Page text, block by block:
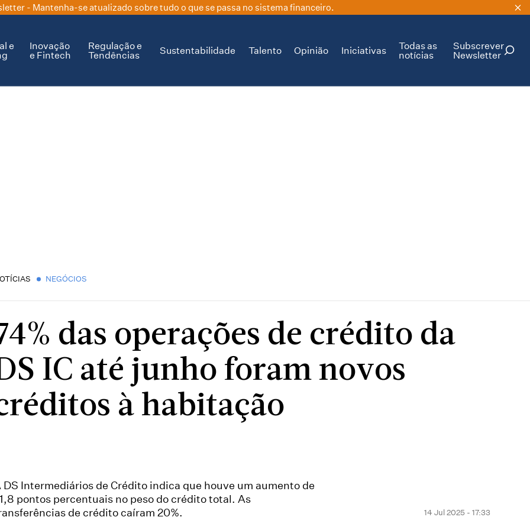
- Mantenha-se atualizado sobre tudo o que se passa no sistema financeiro.
e
Inovação
e Fintech
Regulação e
Tendências
Sustentabilidade Talento Opinião Iniciativas
Todas as
notícias
Subscrever
Newsletter
NEGÓCIOS
das operações de crédito da
IC até junho foram novos
à habitação
DS Intermediários de Crédito indica que houve um aumento de
pontos percentuais no peso do crédito total. As
de crédito caíram 20%.
14 Jul 2025 - 17:33